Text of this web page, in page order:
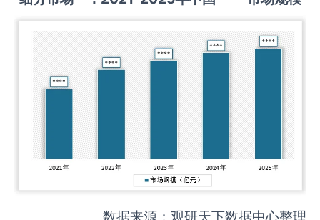
数据来源：观研天下数据中心整理